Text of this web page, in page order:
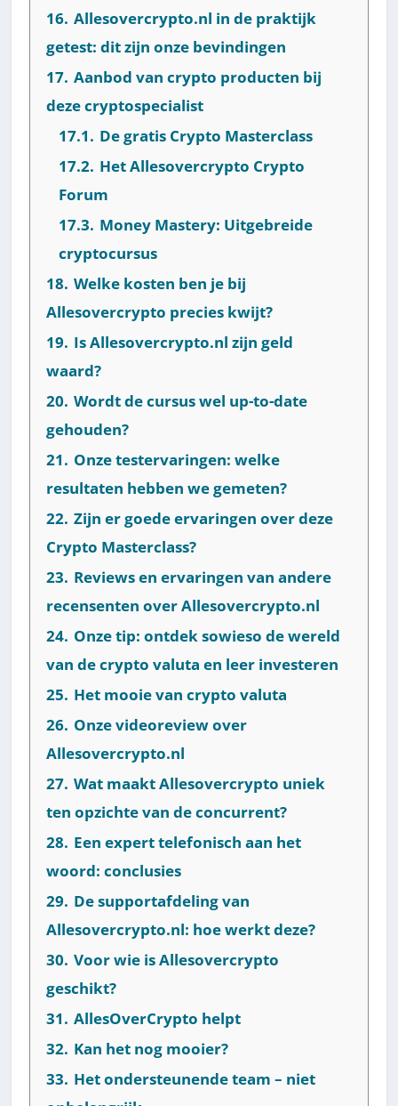
16. Allesovercrypto.nl in de praktijk
getest: dit zijn onze bevindingen
17. Aanbod van crypto producten bij
deze cryptospecialist
17.1. De gratis Crypto Masterclass
17.2. Het Allesovercrypto Crypto
Forum
17.3. Money Mastery: Uitgebreide
cryptocursus
18. Welke kosten ben je bij
Allesovercrypto precies kwijt?
19. Is Allesovercrypto.nl zijn geld
waard?
20. Wordt de cursus wel up-to-date
gehouden?
21. Onze testervaringen: welke
resultaten hebben we gemeten?
22. Zijn er goede ervaringen over deze
Crypto Masterclass?
23. Reviews en ervaringen van andere
recensenten over Allesovercrypto.nl
24. Onze tip: ontdek sowieso de wereld
van de crypto valuta en leer investeren
25. Het mooie van crypto valuta
26. Onze videoreview over
Allesovercrypto.nl
27. Wat maakt Allesovercrypto uniek
ten opzichte van de concurrent?
28. Een expert telefonisch aan het
woord: conclusies
29. De supportafdeling van
Allesovercrypto.nl: hoe werkt deze?
30. Voor wie is Allesovercrypto
geschikt?
31. AllesOverCrypto helpt
32. Kan het nog mooier?
33. Het ondersteunende team – niet